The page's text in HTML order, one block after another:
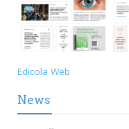
Edicola Web
News